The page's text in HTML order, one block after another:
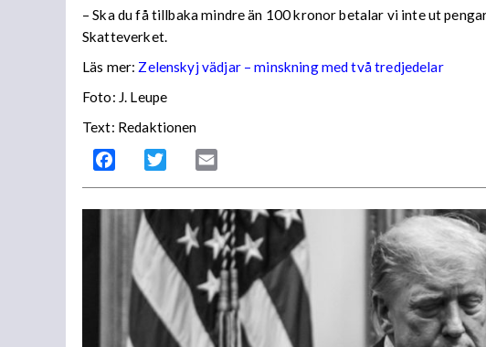
– Ska du få tillbaka mindre än 100 kronor betalar vi inte ut
Skatteverket.
Läs mer: Zelenskyj vädjar – minskning med två tredjedelar
Foto: J. Leupe
Text: Redaktionen
Facebook Twitter